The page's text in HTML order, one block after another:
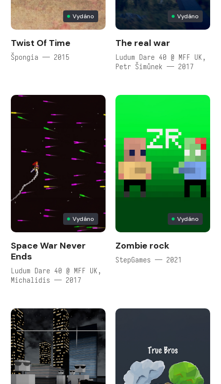
Vydáno
Twist Of Time
Špongia — 2015
Vydáno
The real war
Ludum Dare 40 @ MFF UK,
Petr Šimůnek — 2017
Vydáno
Space War Never
Ends
Ludum Dare 40 @ MFF UK,
Michalidis — 2017
Vydáno
Zombie rock
StepGames — 2021